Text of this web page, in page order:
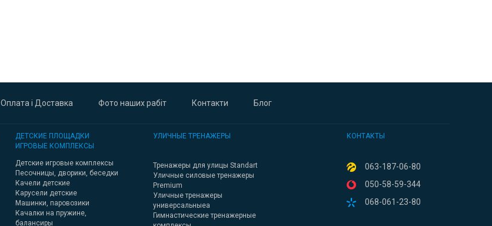
Оплата і Доставка Фото наших рабіт Контакти Блог
ДЕТСКИЕ ПЛОЩАДКИ
ИГРОВЫЕ КОМПЛЕКСЫ
Детские игровые комплексы
Песочницы, дворики, беседки
Качели детские
Карусели детские
Машинки, паровозики
Качалки на пружине,
балансиры
УЛИЧНЫЕ ТРЕНАЖЕРЫ
Тренажеры для улицы Standart
Уличные силовые тренажеры
Premium
Уличные тренажеры
универсальныеа
Гимнастические тренажерные
КОНТАКТЫ
063-187-06-80
050-58-59-344
068-061-23-80